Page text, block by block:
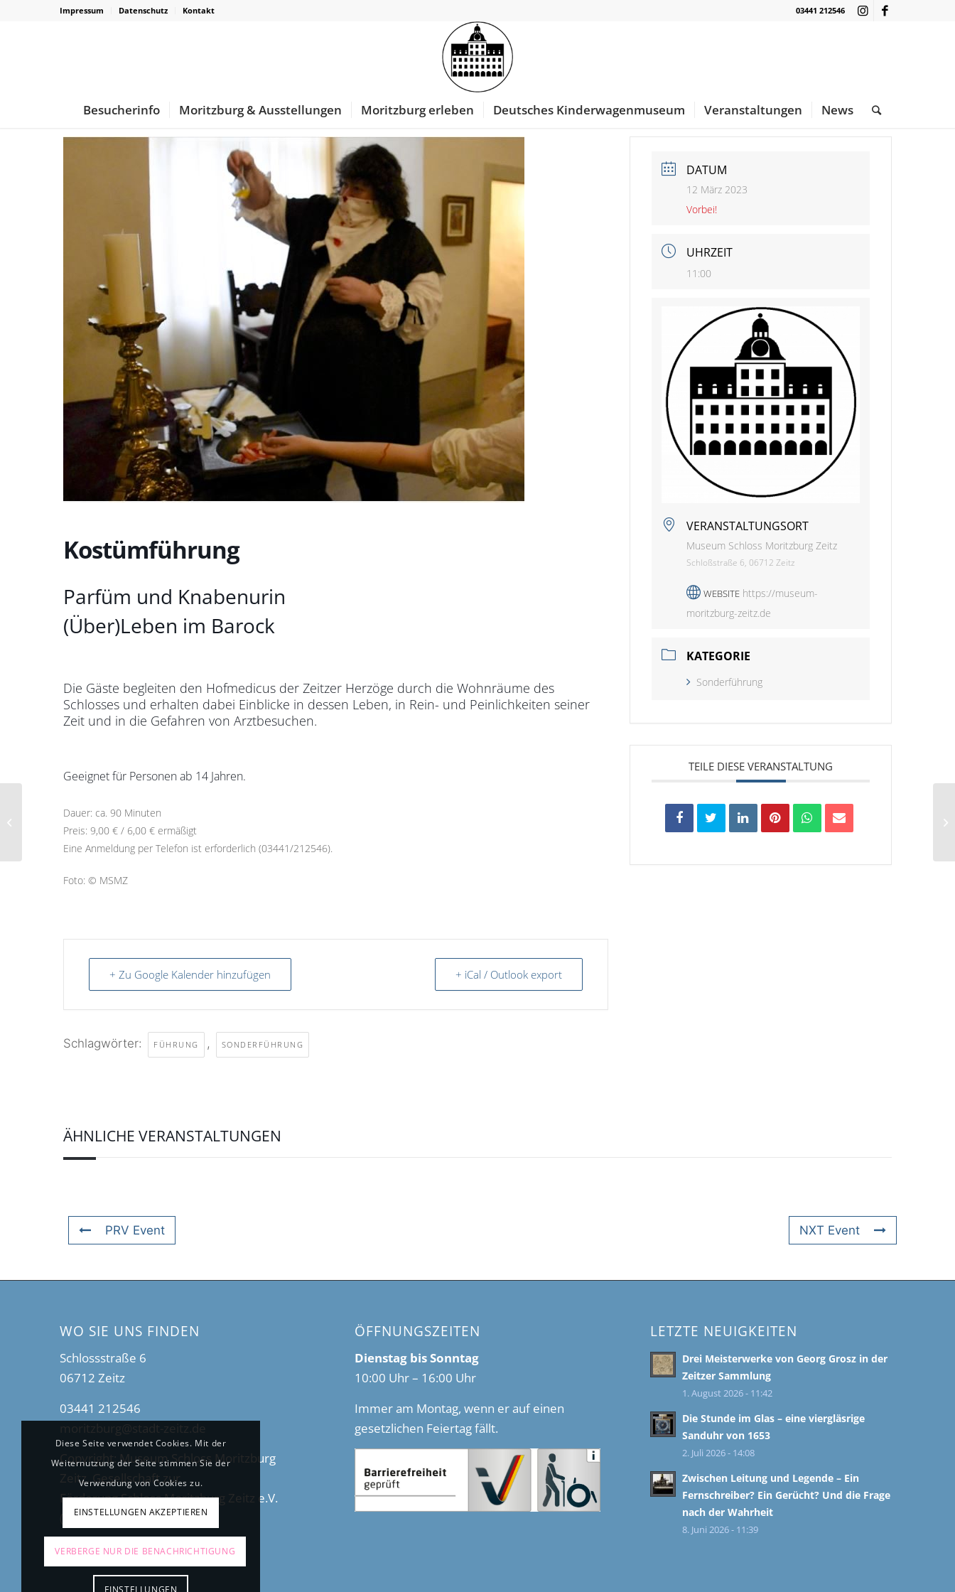
Impressum Datenschutz Kontakt 03441 212546
Besucherinfo Moritzburg & Ausstellungen Moritzburg erleben Deutsches Kinderwagenmuseum Veranstaltungen News
Kostümführung
Parfüm und Knabenurin
(Über)Leben im Barock
Die Gäste begleiten den Hofmedicus der Zeitzer Herzöge durch die Wohnräume des
Schlosses und erhalten dabei Einblicke in dessen Leben, in Rein- und Peinlichkeiten seiner
Zeit und in die Gefahren von Arztbesuchen.
Geeignet für Personen ab 14 Jahren.
Dauer: ca. 90 Minuten
Preis: 9,00 € / 6,00 € ermäßigt
Eine Anmeldung per Telefon ist erforderlich (03441/212546).
Foto: © MSMZ
+ Zu Google Kalender hinzufügen + iCal / Outlook export
Schlagwörter: FÜHRUNG , SONDERFÜHRUNG
DATUM
12 März 2023
Vorbei!
UHRZEIT
11:00
VERANSTALTUNGSORT
Museum Schloss Moritzburg Zeitz
Schloßstraße 6, 06712 Zeitz
WEBSITE https://museum-
moritzburg-zeitz.de
KATEGORIE
Sonderführung
TEILE DIESE VERANSTALTUNG
ÄHNLICHE VERANSTALTUNGEN
PRV Event NXT Event
WO SIE UNS FINDEN
Schlossstraße 6
06712 Zeitz
03441 212546
moritzburg@stadt-zeitz.de
Copyright: Museum Schloss Moritzburg
Zeitz, Gesellschaft zur
Förderung Schloss Moritzburg Zeitz e.V.
(2025)
ÖFFNUNGSZEITEN
Dienstag bis Sonntag
10:00 Uhr – 16:00 Uhr
Immer am Montag, wenn er auf einen
gesetzlichen Feiertag fällt.
LETZTE NEUIGKEITEN
Drei Meisterwerke von Georg Grosz in der
Zeitzer Sammlung
1. August 2026 - 11:42
Die Stunde im Glas – eine viergläsrige
Sanduhr von 1653
2. Juli 2026 - 14:08
Zwischen Leitung und Legende – Ein
Fernschreiber? Ein Gerücht? Und die Frage
nach der Wahrheit
8. Juni 2026 - 11:39
Diese Seite verwendet Cookies. Mit der
Weiternutzung der Seite stimmen Sie der
Verwendung von Cookies zu.
EINSTELLUNGEN AKZEPTIEREN
VERBERGE NUR DIE BENACHRICHTIGUNG